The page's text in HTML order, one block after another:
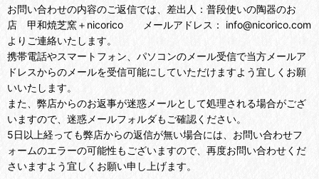
お問い合わせの内容のご返信では、差出人：普段使いの陶器のお
店 甲和焼芝窯＋nicorico メールアドレス： info@nicorico.com
よりご連絡いたします。
携帯電話やスマートフォン、パソコンのメール受信で当方メールア
ドレスからのメールを受信可能にしていただけますよう宜しくお願
いいたします。
また、弊店からのお返事が迷惑メールとして処理される場合がござ
いますので、迷惑メールフォルダもご確認ください。
5日以上経っても弊店からの返信が無い場合には、お問い合わせフ
ォームのエラーの可能性もございますので、再度お問い合わせくだ
さいますよう宜しくお願い申し上げます。